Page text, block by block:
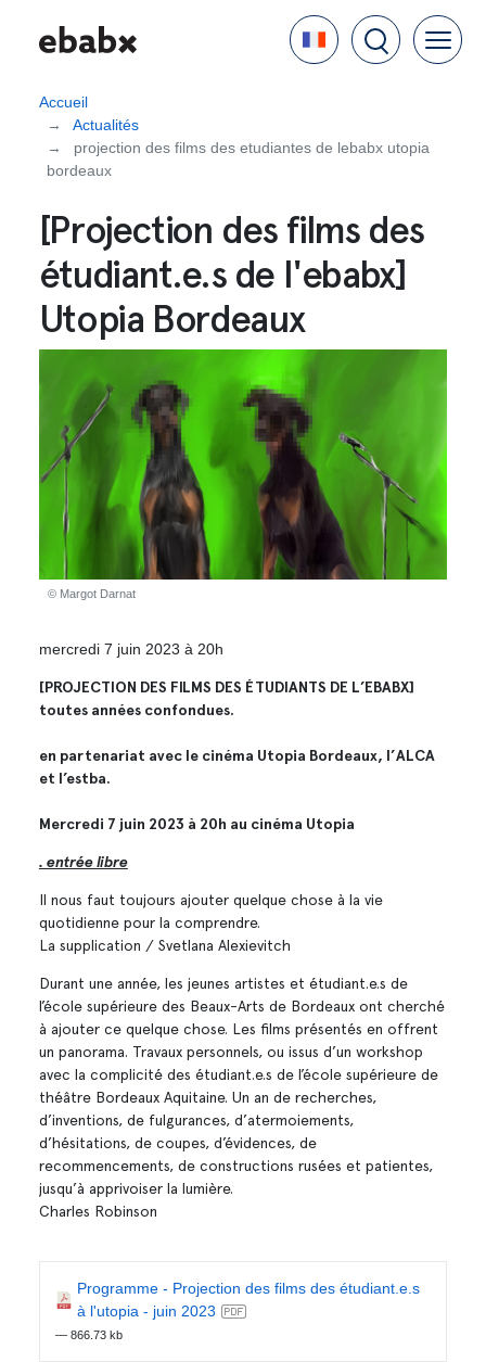
contenu
Language
Accueil
Actualités
projection des films des etudiantes de lebabx utopia
bordeaux
[Projection des films des
étudiant.e.s de l'ebabx]
Utopia Bordeaux
© Margot Darnat
mercredi 7 juin 2023 à 20h
[PROJECTION DES FILMS DES ÉTUDIANTS DE L’EBABX]
toutes années confondues.
en partenariat avec le cinéma Utopia Bordeaux, l’ALCA
et l’estba.
Mercredi 7 juin 2023 à 20h au cinéma Utopia
. entrée libre
Il nous faut toujours ajouter quelque chose à la vie
quotidienne pour la comprendre.
La supplication / Svetlana Alexievitch
Durant une année, les jeunes artistes et étudiant.e.s de
l’école supérieure des Beaux-Arts de Bordeaux ont cherché
à ajouter ce quelque chose. Les films présentés en offrent
un panorama. Travaux personnels, ou issus d’un workshop
avec la complicité des étudiant.e.s de l’école supérieure de
théâtre Bordeaux Aquitaine. Un an de recherches,
d’inventions, de fulgurances, d’atermoiements,
d’hésitations, de coupes, d’évidences, de
recommencements, de constructions rusées et patientes,
jusqu’à apprivoiser la lumière.
Charles Robinson
Programme - Projection des films des étudiant.e.s
à l'utopia - juin 2023
— 866.73 kb